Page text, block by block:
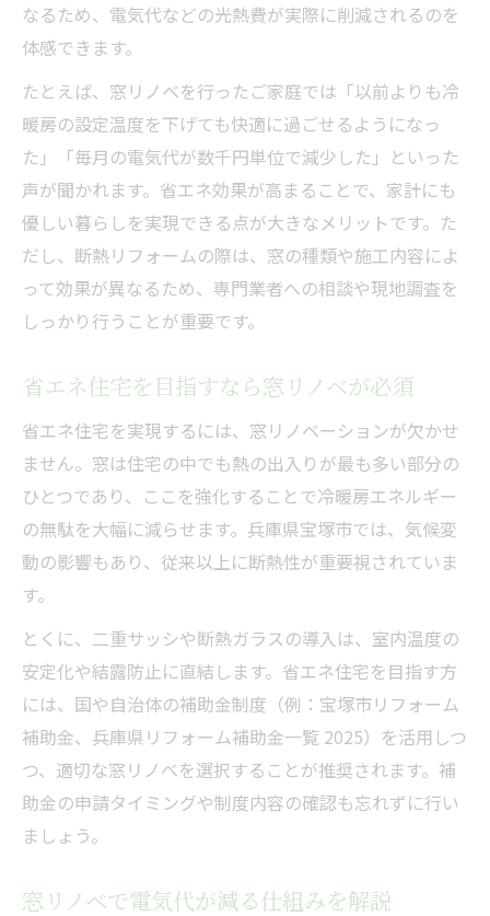
なるため、電気代などの光熱費が実際に削減されるのを
体感できます。
たとえば、窓リノベを行ったご家庭では「以前よりも冷
暖房の設定温度を下げても快適に過ごせるようになっ
た」「毎月の電気代が数千円単位で減少した」といった
声が聞かれます。省エネ効果が高まることで、家計にも
優しい暮らしを実現できる点が大きなメリットです。た
だし、断熱リフォームの際は、窓の種類や施工内容によ
って効果が異なるため、専門業者への相談や現地調査を
しっかり行うことが重要です。
省エネ住宅を目指すなら窓リノベが必須
省エネ住宅を実現するには、窓リノベーションが欠かせ
ません。窓は住宅の中でも熱の出入りが最も多い部分の
ひとつであり、ここを強化することで冷暖房エネルギー
の無駄を大幅に減らせます。兵庫県宝塚市では、気候変
動の影響もあり、従来以上に断熱性が重要視されていま
す。
とくに、二重サッシや断熱ガラスの導入は、室内温度の
安定化や結露防止に直結します。省エネ住宅を目指す方
には、国や自治体の補助金制度（例：宝塚市リフォーム
補助金、兵庫県リフォーム補助金一覧 2025）を活用しつ
つ、適切な窓リノベを選択することが推奨されます。補
助金の申請タイミングや制度内容の確認も忘れずに行い
ましょう。
窓リノベで電気代が減る仕組みを解説